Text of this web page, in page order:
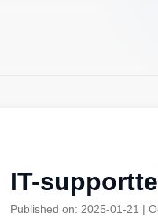
IT-
Published on: 2025-01-21 |